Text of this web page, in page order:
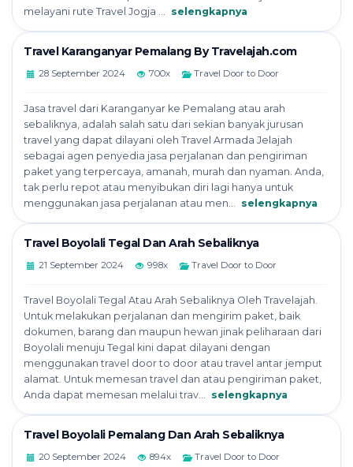
melayani rute Travel Jogja ... selengkapnya
Travel Karanganyar Pemalang By Travelajah.com
28 September 2024 700x Travel Door to Door
Jasa travel dari Karanganyar ke Pemalang atau arah
sebaliknya, adalah salah satu dari sekian banyak jurusan
travel yang dapat dilayani oleh Travel Armada Jelajah
sebagai agen penyedia jasa perjalanan dan pengiriman
paket yang terpercaya, amanah, murah dan nyaman. Anda,
tak perlu repot atau menyibukan diri lagi hanya untuk
menggunakan jasa perjalanan atau men... selengkapnya
Travel Boyolali Tegal Dan Arah Sebaliknya
21 September 2024 998x Travel Door to Door
Travel Boyolali Tegal Atau Arah Sebaliknya Oleh Travelajah.
Untuk melakukan perjalanan dan mengirim paket, baik
dokumen, barang dan maupun hewan jinak peliharaan dari
Boyolali menuju Tegal kini dapat dilayani dengan
menggunakan travel door to door atau travel antar jemput
alamat. Untuk memesan travel dan atau pengiriman paket,
Anda dapat memesan melalui trav... selengkapnya
Travel Boyolali Pemalang Dan Arah Sebaliknya
20 September 2024 894x Travel Door to Door